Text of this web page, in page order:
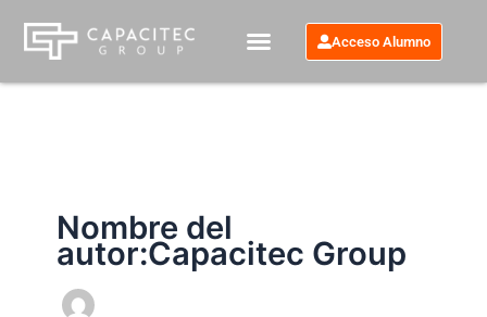
contenido
Acceso Alumno
Nombre del
autor:Capacitec Group